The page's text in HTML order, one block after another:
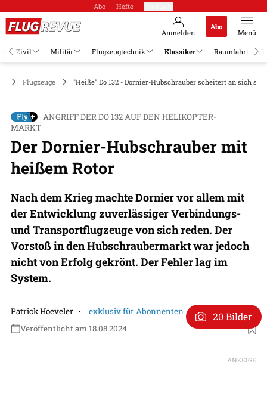
Abo Hefte
Anmelden
Abo
Menü
Zivil Militär Flugzeugtechnik Klassiker Raumfahrt
Flugzeuge "Heiße" Do 132 - Dornier-Hubschrauber scheitert an sich
ANGRIFF DER DO 132 AUF DEN HELIKOPTER-
MARKT
Der Dornier-Hubschrauber mit
heißem Rotor
Nach dem Krieg machte Dornier vor allem mit
der Entwicklung zuverlässiger Verbindungs-
und Transportflugzeuge von sich reden. Der
Vorstoß in den Hubschraubermarkt war jedoch
nicht von Erfolg gekrönt. Der Fehler lag im
System.
Patrick Hoeveler
exklusiv für Abonnenten
Veröffentlicht am 18.08.2024
Foto: Dornier/KL-Dokumenation
20 Bilder
ANZEIGE